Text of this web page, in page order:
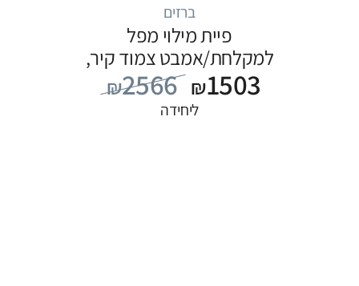
ברזים
פיית מילוי מפל
למקלחת/אמבט צמוד קיר,
סדרה ITAP: כרום
₪2566 ₪1503
ליחידה